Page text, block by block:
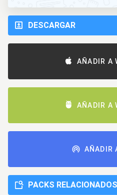
DESCARGAR
AÑADIR A
AÑADIR A
AÑADIR
PACKS RELACIONADOS